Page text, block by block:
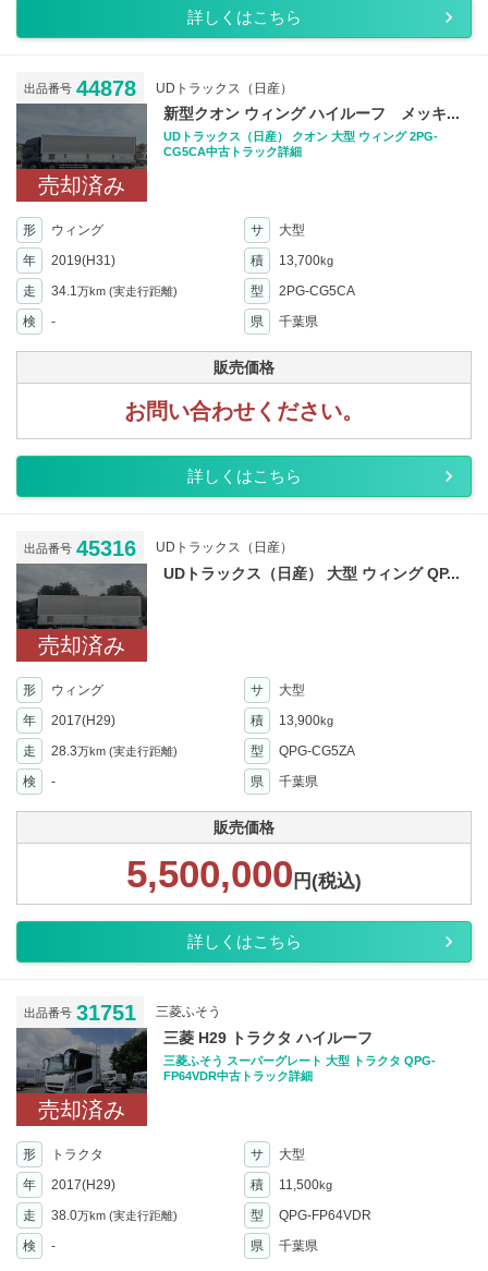
詳しくはこちら
出品番号 44878 UDトラックス（日産）
売却済み
新型クオン ウィング ハイルーフ メッキ...
UDトラックス（日産） クオン 大型 ウィング 2PG-
CG5CA中古トラック詳細
形 ウィング サ
大型
年
2019(H31) 積 13,700kg
走 34.1万km (実走行距離) 型
2PG-CG5CA
検
- 県 千葉県
販売価格
お問い合わせください。
詳しくはこちら
出品番号 45316 UDトラックス（日産）
売却済み
UDトラックス（日産） 大型 ウィング QP...
形 ウィング サ
大型
年
2017(H29) 積 13,900kg
走 28.3万km (実走行距離) 型
QPG-CG5ZA
検
- 県 千葉県
販売価格
5,500,000 円(税込)
詳しくはこちら
出品番号 31751 三菱ふそう
売却済み
三菱 H29 トラクタ ハイルーフ
三菱ふそう スーパーグレート 大型 トラクタ QPG-
FP64VDR中古トラック詳細
形 トラクタ サ
大型
年
2017(H29) 積 11,500kg
走 38.0万km (実走行距離) 型
QPG-FP64VDR
検
- 県 千葉県